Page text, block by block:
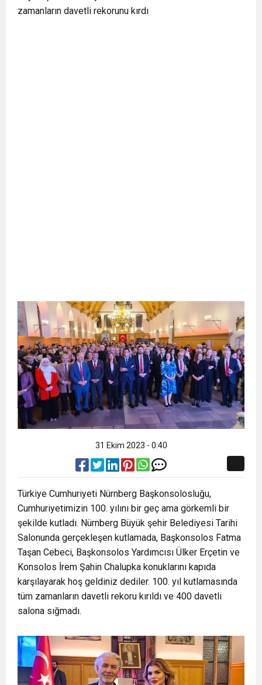
zamanların davetli rekorunu kırdı
31 Ekim 2023 - 0:40
Türkiye Cumhuriyeti Nürnberg Başkonsolosluğu,
Cumhuriyetimizin 100. yılını bir geç ama görkemli bir
şekilde kutladı. Nürnberg Büyük şehir Belediyesi Tarihi
Salonunda gerçekleşen kutlamada, Başkonsolos Fatma
Taşan Cebeci, Başkonsolos Yardımcısı Ülker Erçetin ve
Konsolos İrem Şahin Chalupka konuklarını kapıda
karşılayarak hoş geldiniz dediler. 100. yıl kutlamasında
tüm zamanların davetli rekoru kırıldı ve 400 davetli
salona sığmadı.